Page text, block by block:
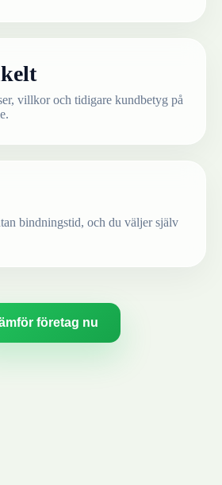
villkor och tidigare kundbetyg på
bindningstid, och du väljer själv
företag nu